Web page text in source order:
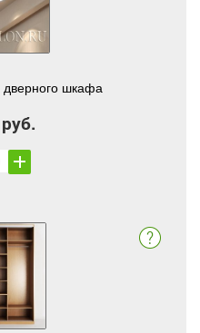
дверного шкафа